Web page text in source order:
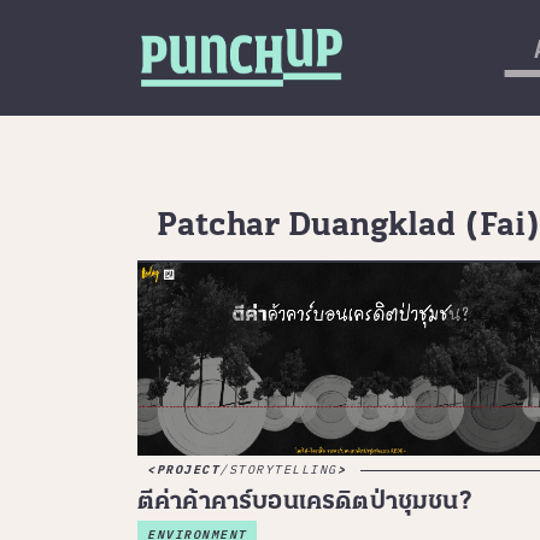
Patchar Duangklad (Fai)
PROJECT/STORYTELLING
ตีค่าค้าคาร์บอนเครดิตป่าชุมชน?
ENVIRONMENT